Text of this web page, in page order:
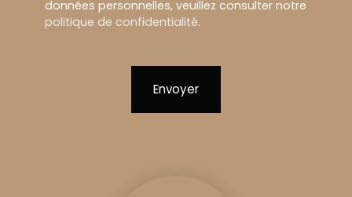
données personnelles, veuillez consulter notre
politique de confidentialité.
Envoyer